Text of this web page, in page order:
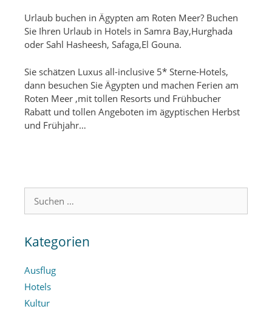
Urlaub buchen in Ägypten am Roten Meer? Buchen
Sie Ihren Urlaub in Hotels in Samra Bay,Hurghada
oder Sahl Hasheesh, Safaga,El Gouna.
Sie schätzen Luxus all-inclusive 5* Sterne-Hotels,
dann besuchen Sie Ägypten und machen Ferien am
Roten Meer ,mit tollen Resorts und Frühbucher
Rabatt und tollen Angeboten im ägyptischen Herbst
und Frühjahr…
nach:
Kategorien
Ausflug
Hotels
Kultur